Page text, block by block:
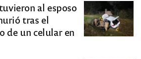
al esposo
tras el
de un celular en